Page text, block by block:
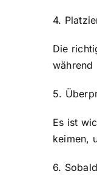
4.
Die
während
5.
Es ist
keimen,
6.